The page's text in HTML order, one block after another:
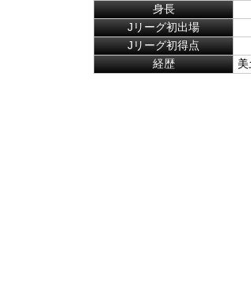
身長
Jリーグ初出場
Jリーグ初得点
経歴